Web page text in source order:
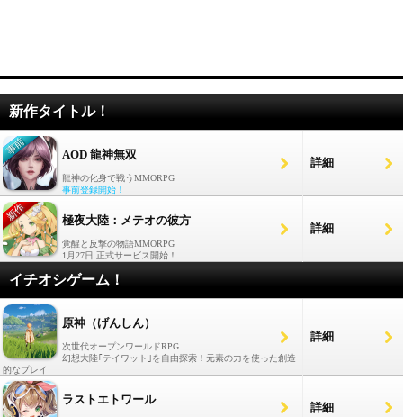
新作タイトル！
AOD 龍神無双
龍神の化身で戦うMMORPG
事前登録開始！
詳細
極夜大陸：メテオの彼方
覚醒と反撃の物語MMORPG
1月27日 正式サービス開始！
詳細
イチオシゲーム！
原神（げんしん）
次世代オープンワールドRPG
幻想大陸｢テイワット｣を自由探索！元素の力を使った創造
的なプレイ
詳細
ラストエトワール
詳細